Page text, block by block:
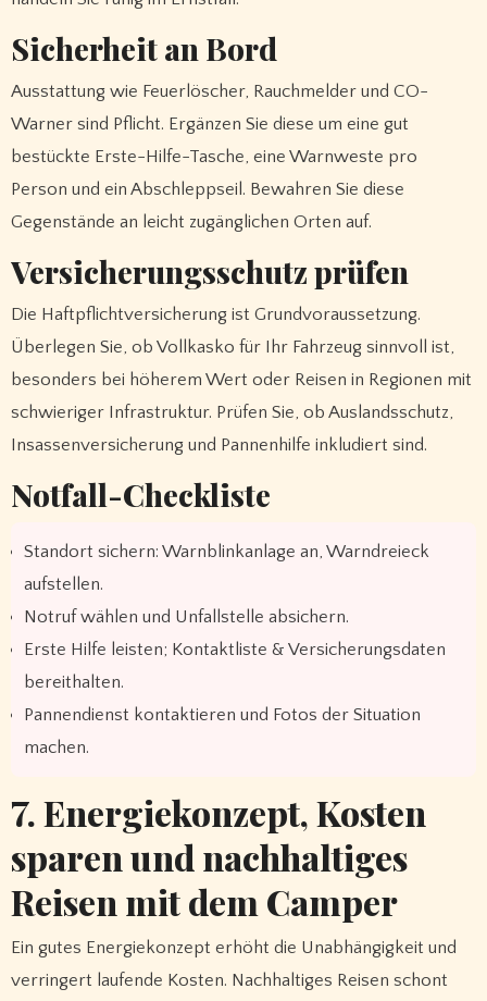
Sicherheit an Bord
Ausstattung wie Feuerlöscher, Rauchmelder und CO-
Warner sind Pflicht. Ergänzen Sie diese um eine gut
bestückte Erste-Hilfe-Tasche, eine Warnweste pro
Person und ein Abschleppseil. Bewahren Sie diese
Gegenstände an leicht zugänglichen Orten auf.
Versicherungsschutz prüfen
Die Haftpflichtversicherung ist Grundvoraussetzung.
Überlegen Sie, ob Vollkasko für Ihr Fahrzeug sinnvoll ist,
besonders bei höherem Wert oder Reisen in Regionen mit
schwieriger Infrastruktur. Prüfen Sie, ob Auslandsschutz,
Insassenversicherung und Pannenhilfe inkludiert sind.
Notfall-Checkliste
Standort sichern: Warnblinkanlage an, Warndreieck
aufstellen.
Notruf wählen und Unfallstelle absichern.
Erste Hilfe leisten; Kontaktliste & Versicherungsdaten
bereithalten.
Pannendienst kontaktieren und Fotos der Situation
machen.
7. Energiekonzept, Kosten
sparen und nachhaltiges
Reisen mit dem Camper
Ein gutes Energiekonzept erhöht die Unabhängigkeit und
verringert laufende Kosten. Nachhaltiges Reisen schont